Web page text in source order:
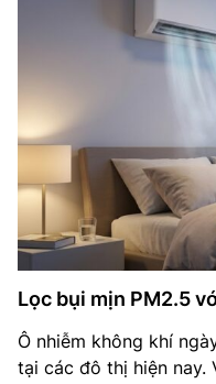
Lọc bụi mịn PM2.5
Ô nhiễm không khí
tại các đô thị hiện nay.